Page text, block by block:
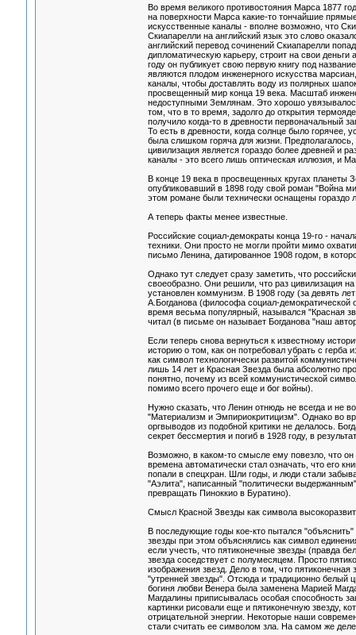
Во время великого противостояния Марса 1877
на поверхности Марса какие-то тончайшие
искусственные каналы - вполне возможно, что
Скиапарелли на английский язык это слово
английский перевод сочинений Скиапарелли
дипломатическую карьеру, строит на свои
году он публикует свою первую книгу под
являются плодом инженерного искусства
каналы, чтобы доставлять воду из полярных
просвещенный мир конца 19 века. Масштаб
недоступными Землянам. Это хорошо
том, что в то время, задолго до открытия
получило когда-то в древности первоначальный
То есть в древности, когда солнце было
была слишком горяча для жизни.
цивилизация является гораздо более древней и
каналы - это всего лишь оптическая иллюзия, и
В конце 19 века в просвещенных кругах планеты
опубликовавший в 1898 году свой роман "Война
этом романе были технически оснащены гораздо
А теперь факты менее известные.
Российские социал-демократы конца 19-го -
техники. Они просто не могли пройти мимо
письмо Ленина, датированное 1908 годом, в
Однако тут следует сразу заметить, что
своеобразно. Они решили, что раз цивилизация
установлен коммунизм. В 1908 году (за девять
А.Богданова (философа социал-демократической
время весьма популярный, назывался "Красная
читал (в письме он называет Богданова "наш
Если теперь снова вернуться к известному
историю о том, как он потребовал убрать с герба
как символ технологически развитой
лишь 14 лет и Красная Звезда была абсолютно
понятно, почему из всей коммунистической
помимо всего прочего еще и бог войны).
Нужно сказать, что Ленин отнюдь не всегда и не
"Материализм и Эмпириокритицизм". Однако во
оргвыводов из подобной критики не делалось.
секрет бессмертия и погиб в 1928 году, в
Возможно, в каком-то смысле ему повезло, что он
времена автоматически стал означать, что его
попали в спецхран. Шли годы, и люди стали
"Аэлита", написанный "политически
превращать Пиноккио в Буратино).
Смысл Красной Звезды как символа
В последующие годы кое-кто пытался
звезды при этом объяснялись как символ
если учесть, что пятиконечные звезды (правда
звезда соседствует с полумесяцем. Просто
изображения звезд. Дело в том, что
"утренней звезды". Отсюда и традиционно белый
богиня любви Венера была заменена Марией
Магдалины приписывалась особая способность
картинки рисовали еще и пятиконечную звезду,
отрицательной энергии. Некоторые наши
стали считать ее символом зла. На самом же